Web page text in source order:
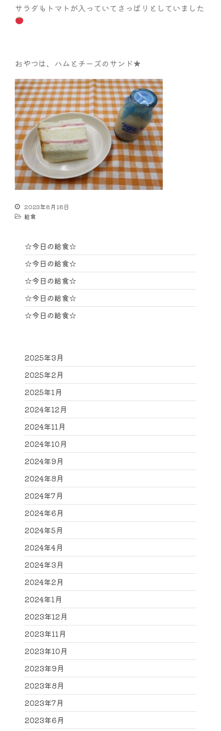
サラダもトマトが入っていてさっぱりとしていました
おやつは、ハムとチーズのサンド★
2023年8月18日
給食
☆今日の給食☆
☆今日の給食☆
☆今日の給食☆
☆今日の給食☆
☆今日の給食☆
2025年3月
2025年2月
2025年1月
2024年12月
2024年11月
2024年10月
2024年9月
2024年8月
2024年7月
2024年6月
2024年5月
2024年4月
2024年3月
2024年2月
2024年1月
2023年12月
2023年11月
2023年10月
2023年9月
2023年8月
2023年7月
2023年6月